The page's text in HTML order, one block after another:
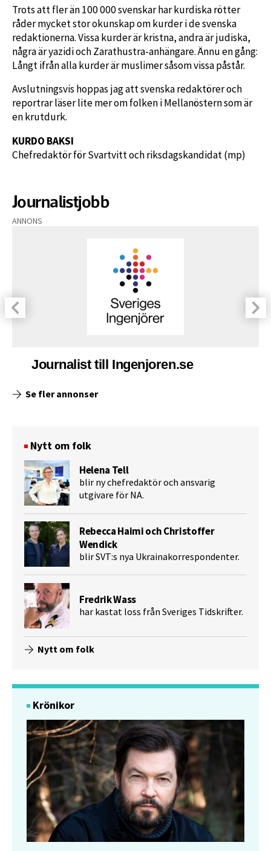
Trots att fler än 100 000 svenskar har kurdiska rötter
råder mycket stor okunskap om kurder i de svenska
redaktionerna. Vissa kurder är kristna, andra är judiska,
några är yazidi och Zarathustra-anhängare. Ännu en gång:
Långt ifrån alla kurder är muslimer såsom vissa påstår.
Avslutningsvis hoppas jag att svenska redaktörer och
reportrar läser lite mer om folken i Mellanöstern som är
en krutdurk.
KURDO BAKSI
Chefredaktör för Svartvitt och riksdagskandidat (mp)
Journalistjobb
ANNONS
Journalist till Ingenjoren.se
Se fler annonser
Nytt om folk
Helena Tell
blir ny chefredaktör och ansvarig
utgivare för NA.
Rebecca Haimi och Christoffer
Wendick
blir SVT:s nya Ukrainakorrespondenter.
Fredrik Wass
har kastat loss från Sveriges Tidskrifter.
Nytt om folk
Krönikor